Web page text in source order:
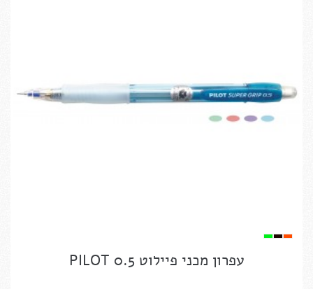
עפרון מכני פיילוט PILOT 0.5